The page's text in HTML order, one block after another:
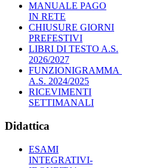
MANUALE PAGO
IN RETE
CHIUSURE GIORNI
PREFESTIVI
LIBRI DI TESTO A.S.
2026/2027
FUNZIONIGRAMMA
A.S. 2024/2025
RICEVIMENTI
SETTIMANALI
Didattica
ESAMI
INTEGRATIVI-